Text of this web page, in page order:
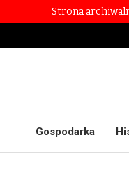
Strona
Gospodarka